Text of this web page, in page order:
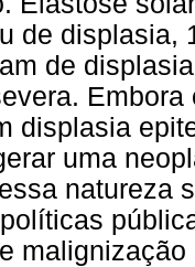
de displasia,
de
displasia
uma
natureza